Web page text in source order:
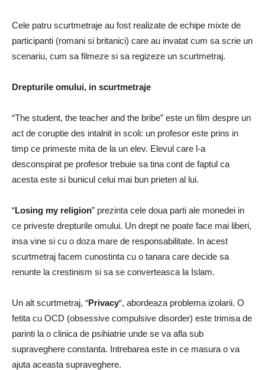
Cele patru scurtmetraje au fost realizate de echipe mixte de
participanti (romani si britanici) care au invatat cum sa scrie un
scenariu, cum sa filmeze si sa regizeze un scurtmetraj.
Drepturile omului, in scurtmetraje
“The student, the teacher and the bribe” este un film despre un
act de coruptie des intalnit in scoli: un profesor este prins in
timp ce primeste mita de la un elev. Elevul care l-a
desconspirat pe profesor trebuie sa tina cont de faptul ca
acesta este si bunicul celui mai bun prieten al lui.
“Losing my religion” prezinta cele doua parti ale monedei in
ce priveste drepturile omului. Un drept ne poate face mai liberi,
insa vine si cu o doza mare de responsabilitate. In acest
scurtmetraj facem cunostinta cu o tanara care decide sa
renunte la crestinism si sa se converteasca la Islam.
Un alt scurtmetraj, “Privacy“, abordeaza problema izolarii. O
fetita cu OCD (obsessive compulsive disorder) este trimisa de
parinti la o clinica de psihiatrie unde se va afla sub
supraveghere constanta. Intrebarea este in ce masura o va
ajuta aceasta supraveghere.